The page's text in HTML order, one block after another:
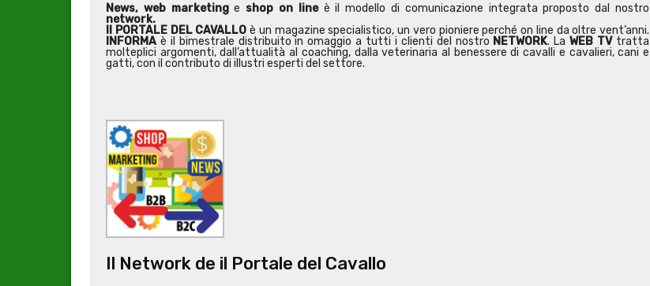
News, web marketinge shop on line è il modello di comunicazione integrata proposto dal nostro
network.
Il PORTALE DEL CAVALLO è un magazine specialistico, un vero pioniere perché on line da oltre vent’anni.
INFORMA è il bimestrale distribuito in omaggio a tutti i clienti del nostro NETWORK. LaWEB TV tratta
molteplici argomenti, dall’attualità al coaching, dalla veterinaria al benessere di cavalli e cavalieri, cani e
gatti, con il contributo di illustri esperti del settore.
Il Network de il Portale del Cavallo